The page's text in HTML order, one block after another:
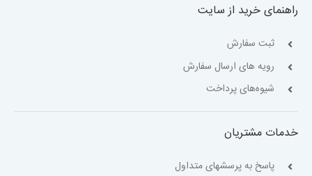
راهنمای خرید از سایت
ثبت سفارش
رویه های ارسال سفارش
شیوه‌های پرداخت
خدمات مشتریان
پاسخ به پرسشهای متداول